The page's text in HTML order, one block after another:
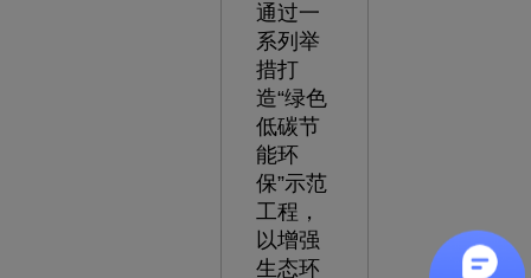
通过一
系列举
措打
造“绿色
低碳节
能环
保”示范
工程，
以增强
生态环